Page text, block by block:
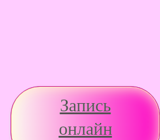
Запись
онлайн